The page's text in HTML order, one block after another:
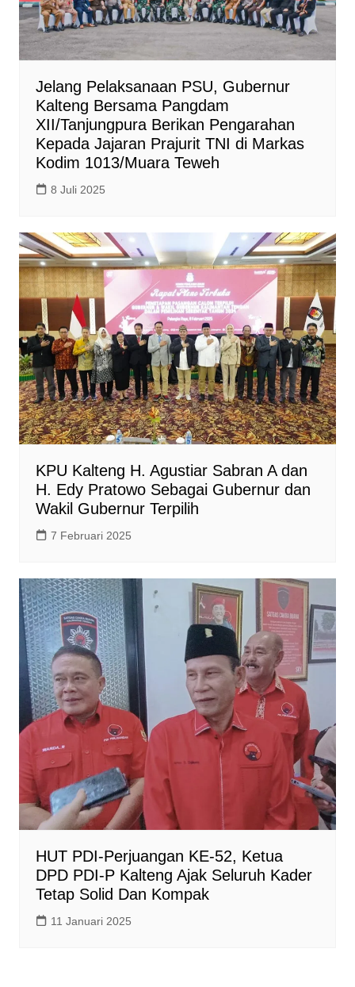
Jelang Pelaksanaan PSU, Gubernur
Kalteng Bersama Pangdam
XII/Tanjungpura Berikan Pengarahan
Kepada Jajaran Prajurit TNI di Markas
Kodim 1013/Muara Teweh
8 Juli 2025
KPU Kalteng H. Agustiar Sabran A dan
H. Edy Pratowo Sebagai Gubernur dan
Wakil Gubernur Terpilih
7 Februari 2025
HUT PDI-Perjuangan KE-52, Ketua
DPD PDI-P Kalteng Ajak Seluruh Kader
Tetap Solid Dan Kompak
11 Januari 2025